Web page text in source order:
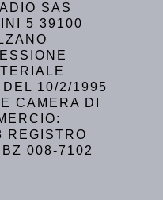
SAS
5 39100
10/2/1995
CAMERA DI
REGISTRO
BZ 008-7102